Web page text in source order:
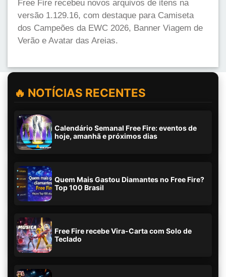
Free Fire recebeu novos arquivos de itens na
versão 1.129.16, com destaque para Camiseta
dos Campeões da EWC 2026, Banner Viagem de
Verão e Avatar das Areias.
🔥 NOTÍCIAS RECENTES
Calendário Semanal Free Fire: eventos de
hoje, amanhã e próximos dias
Quem Mais Gastou Diamantes no Free Fire?
Top 100 Brasil
Free Fire recebe Vira-Carta com Solo de
Teclado